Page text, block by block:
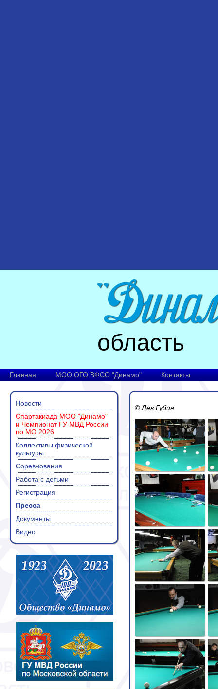
область
Главная МОО ОГО ВФСО "Динамо" Контакты
Новости
Спартакиада МОО "Динамо"
и Чемпионат ГУ МВД России
по МО 2026
Коллективы физической
культуры
Соревнования
Работа с детьми
Регистрация
Пресса
Документы
Видео
© Лев Губин